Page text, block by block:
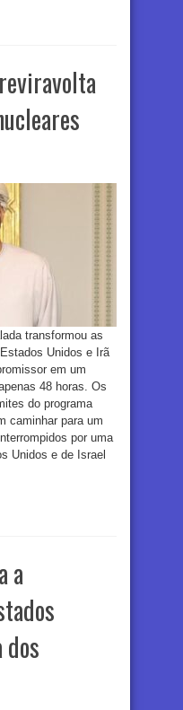
transformou as
Unidos e Irã
em um
48 horas. Os
do programa
caminhar para um
por uma
Unidos e de Israel
a